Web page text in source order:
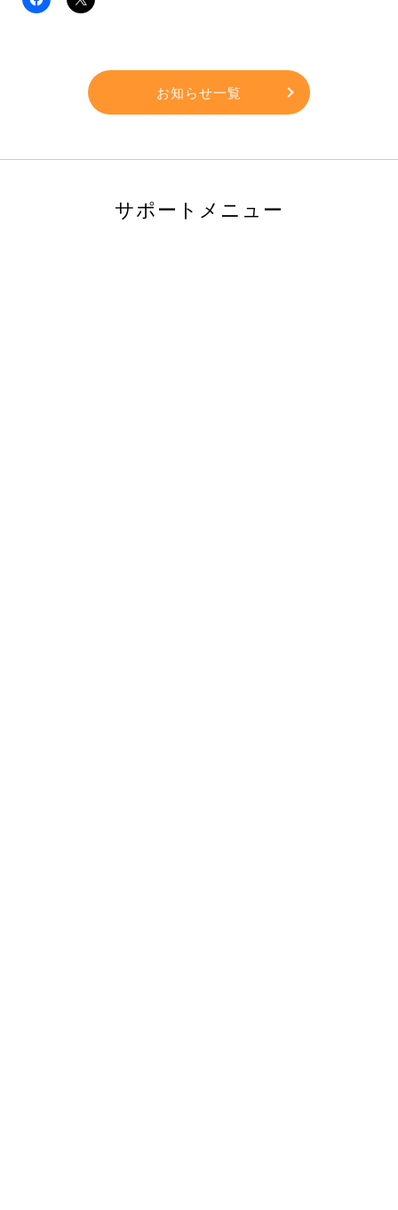
お知らせ一覧
サポートメニュー